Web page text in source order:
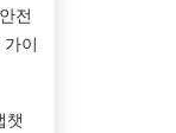
전
이
챗